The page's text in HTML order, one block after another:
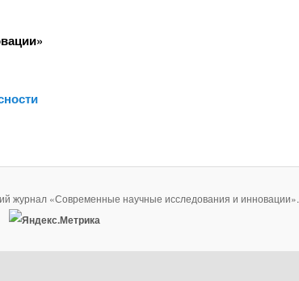
журнал «Современные научные исследования и инновации».